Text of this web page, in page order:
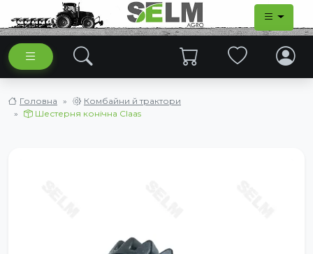
Головна
Комбайни й трактори
Шестерня конічна Claas